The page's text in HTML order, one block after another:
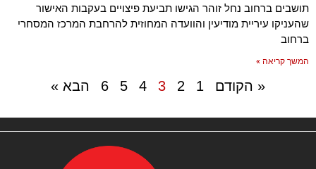
תושבים ברחוב נחל זוהר הגישו תביעת פיצויים בעקבות האישור
שהעניקו עיריית מודיעין והוועדה המחוזית להרחבת המרכז המסחרי
ברחוב
המשך קריאה »
« הקודם 1
2
3
4
5
6 הבא »